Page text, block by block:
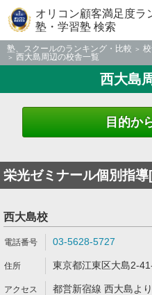
オリコン顧客満足度ラ
塾・学習塾 検索
塾、スクールのランキング・比較
西大島周辺の校舎一覧
西大島
目的か
栄光ゼミナール個別指導
西大島校
03-5628-5727
東京都江東区大島2-
都営新宿線 西大島よ